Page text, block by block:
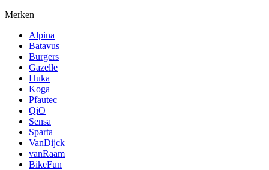
Merken
Alpina
Batavus
Burgers
Gazelle
Huka
Koga
Pfautec
QiO
Sensa
Sparta
VanDijck
vanRaam
BikeFun